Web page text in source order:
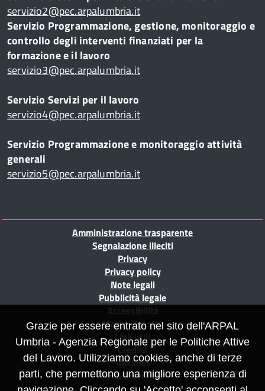
servizio2@pec.arpalumbria.it
Servizio Programmazione, gestione, monitoraggio e
controllo degli interventi finanziati per la
formazione e il lavoro
servizio3@pec.arpalumbria.it
Servizio Servizi per il lavoro
servizio4@pec.arpalumbria.it
Servizio Programmazione e monitoraggio attività
generali
servizio5@pec.arpalumbria.it
Piè
Amministrazione trasparente
Segnalazione illeciti
Privacy
Privacy policy
Note legali
Pubblicità legale
Mappa del sito
Link utili
Credits
Intranet
Area Riservata
Grazie per essere entrato nel sito dell'ARPAL
Umbria - Agenzia Regionale per le Politiche Attive
del Lavoro. Utilizziamo cookies, anche di terze
parti, che permettono una migliore esperienza di